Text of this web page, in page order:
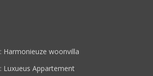
Harmonieuze woonvilla
Luxueus Appartement